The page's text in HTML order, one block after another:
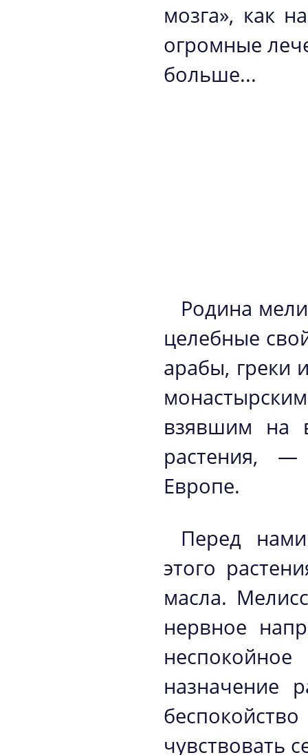
мозга», как
огромные
больше...
Родина
целебные
арабы, греки
взявшим на
растения, —
Европе.
Перед
этого
масла.
нервное
назначение
чувствовать